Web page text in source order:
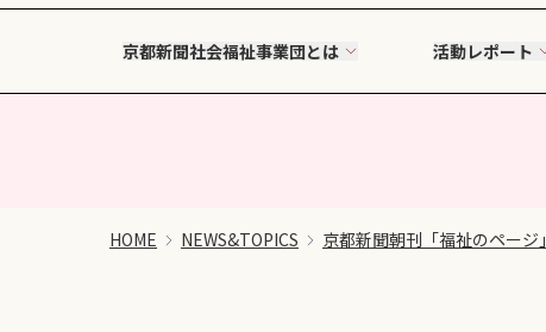
京都新聞社会福祉事業団とは 活動レポート
HOME NEWS&TOPICS 京都新聞朝刊「福祉のページ」